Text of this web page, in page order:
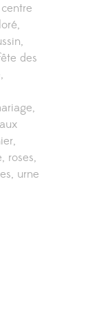
centre
des
roses
urne